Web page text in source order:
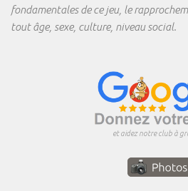
fondamentales de ce jeu, le
tout âge, sexe, culture, niveau social.
et aidez notre club à